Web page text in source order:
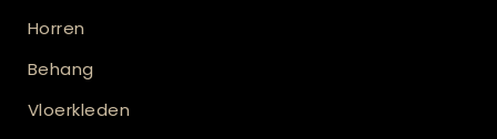
Horren
Behang
Vloerkleden